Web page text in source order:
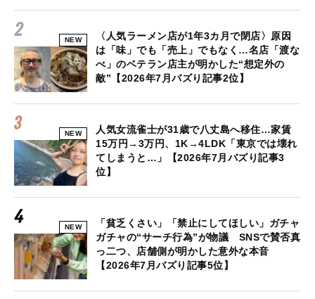
NEW
〈人気ラーメン店が1年3カ月で閉店〉原因
は「味」でも「売上」でもなく…名店「渡な
べ」のベテラン店主が明かした“想定外の
敵”【2026年7月バズり記事2位】
NEW
人気女流雀士が31歳で八丈島へ移住…家賃
15万円→3万円、1K→4LDK「東京では壊れ
てしまうと…」【2026年7月バズり記事3
位】
NEW
「貧乏くさい」「禁止にしてほしい」ガチャ
ガチャの“サーチ行為”が物議 SNSで賛否真
っ二つ、店舗側が明かした意外な本音
【2026年7月バズり記事5位】